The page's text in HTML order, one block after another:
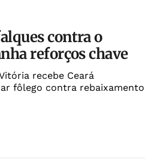
contra o
reforços chave
recebe Ceará
fôlego contra rebaixamento